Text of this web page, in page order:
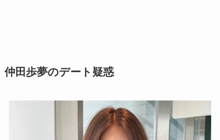
仲田歩夢のデート疑惑